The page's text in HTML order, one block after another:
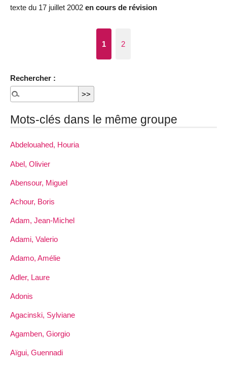
texte du 17 juillet 2002 en cours de révision
1 2
Rechercher :
Mots-clés dans le même groupe
Abdelouahed, Houria
Abel, Olivier
Abensour, Miguel
Achour, Boris
Adam, Jean-Michel
Adami, Valerio
Adamo, Amélie
Adler, Laure
Adonis
Agacinski, Sylviane
Agamben, Giorgio
Aïgui, Guennadi